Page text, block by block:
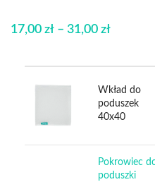
17,00 zł – 31,00 zł
Wkład do
poduszek
40x40
Pokrowiec
poduszki